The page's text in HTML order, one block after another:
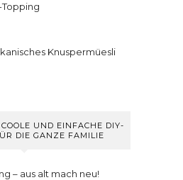
Knuspermüesli
UND EINFACHE DIY-
DIE GANZE FAMILIE
– aus alt mach neu!